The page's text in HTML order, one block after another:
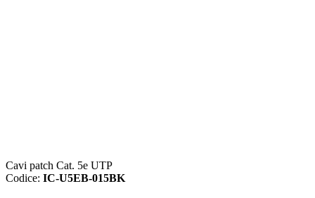
Cavi patch Cat. 5e UTP
Codice: IC-U5EB-015BK